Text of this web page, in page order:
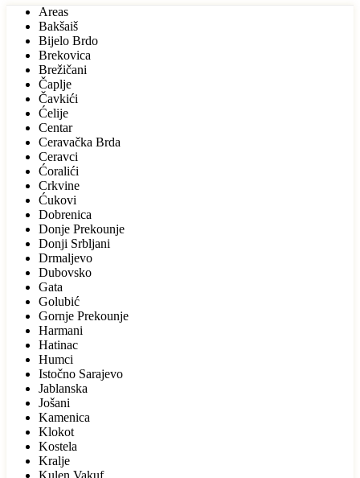
Areas
Bakšaiš
Bijelo Brdo
Brekovica
Brežičani
Čaplje
Čavkići
Ćelije
Centar
Ceravačka Brda
Ceravci
Ćoralići
Crkvine
Ćukovi
Dobrenica
Donje Prekounje
Donji Srbljani
Drmaljevo
Dubovsko
Gata
Golubić
Gornje Prekounje
Harmani
Hatinac
Humci
Istočno Sarajevo
Jablanska
Jošani
Kamenica
Klokot
Kostela
Kralje
Kulen Vakuf